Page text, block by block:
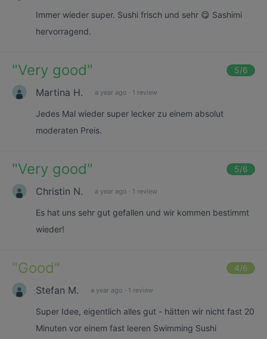
Immer wieder super. Sushi frisch und sehr 😋 Sashimi
hervorragend.
"Very good" 5/6
Martina H. a year ago · 1 review
Jedes Mal wieder super lecker zu einem absolut
moderaten Preis.
"Very good" 5/6
Christin N. a year ago · 1 review
Es hat uns sehr gut gefallen und wir kommen bestimmt
wieder!
"Good" 4/6
Stefan M. a year ago · 1 review
Super Idee, eigentlich alles gut - hätten wir nicht fast 20
Minuten vor einem fast leeren Swimming Sushi